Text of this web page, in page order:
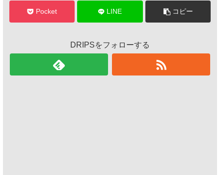
Pocket LINE コピー
DRIPSをフォローする